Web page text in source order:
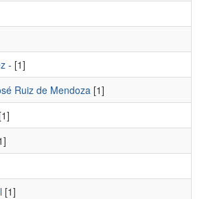
- [1]
Ruiz de Mendoza [1]
[1]
[1]